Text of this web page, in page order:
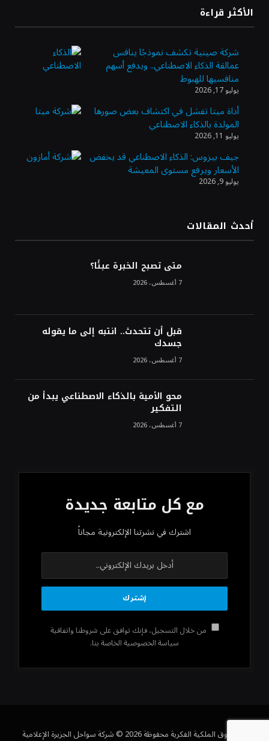
«طيران الرياض» يدشن أولى رحلاته إلى مومباي
ويضيف الوجهة التشغيلية الثامنة
وزير الاستثمار: الموافقة على رخصة مزاولة
الأنشطة المالية عابرة الحدود تطوير للبيئة
الاستثمارية
الذهب يسجل أعلى مستوى في أسبوعين بدعم
من تراجع الدولار
الدولار الأمريكي يتراجع قرب أدنى مستوياته
ترقب تطورات الوساطة بشأن الحرب
الأكثر قراءة
شركة صينية تكشف نموذجًا ينافس
عمالقة الذكاء الاصطناعي.. ويدفع أسهم
منافسيها للهبوط
يوليو 17, 2026
أداة ميتا تفشل في اكتشاف بعض صورها
المولدة بالذكاء الاصطناعي
يوليو 11, 2026
جيف بيزوس: الذكاء الاصطناعي قد يخفض
الأسعار ويرفع مستوى المعيشة
يوليو 9, 2026
أحدث المقالات
متى تصبح الخبرة عبئًا؟
7 أغسطس، 2026
قبل أن تتحدث.. انتبه إلى ما يقوله
جسدك
7 أغسطس، 2026
محو الأمية بالذكاء الاصطناعي يبدأ من
التفكير
7 أغسطس، 2026
مع كل متابعة جديدة
اشترك في نشرتنا الإلكترونية مجاناً
من خلال التسجيل، فإنك توافق على شروطنا واتفاقية
سياسة الخصوصية الخاصة بنا.
كل حقوق الملكية الفكرية محفوظة 2026 © شركة سواحل الجزيرة الإعلامية